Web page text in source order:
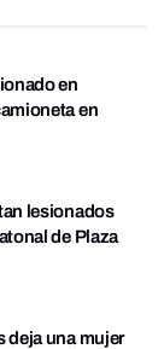
en
en
lesionados
de Plaza
deja una mujer